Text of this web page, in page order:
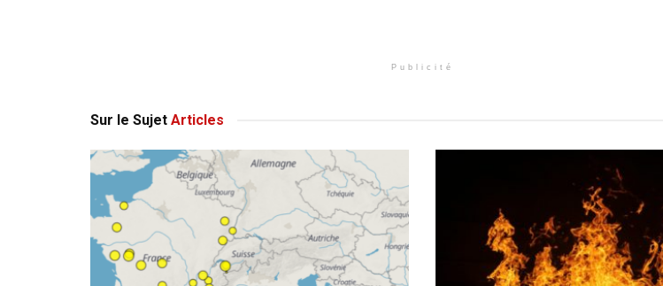
Publicité
Sur le Sujet Articles